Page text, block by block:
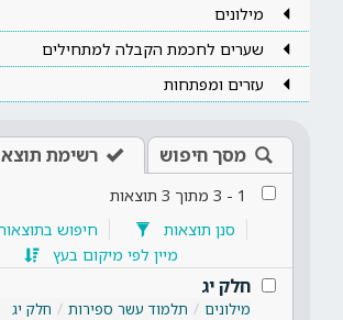
מילונים
שערים לחכמת הקבלה למתחילים
עזרים ומפתחות
מסך חיפוש רשימת
1
-
3 מתוך 3 תוצאות
סנן תוצאות
חיפוש
מיין לפי מיקום בעץ
חלק יג
מילונים תלמוד עשר ספירות
חלק יג